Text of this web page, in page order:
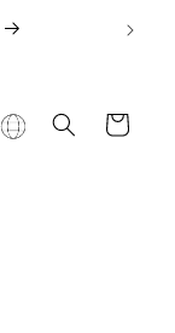
Warenkorb